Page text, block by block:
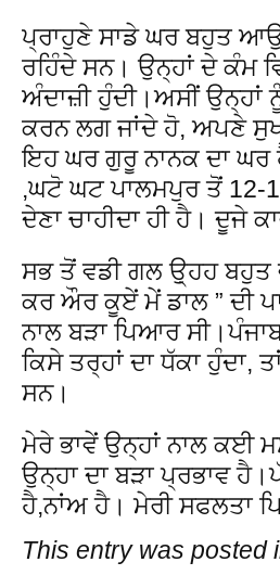
ਪ੍ਰਾਹੁਣੇ ਸਾਡੇ ਘਰ ਬਹੁਤ
ਰਹਿੰਦੇ ਸਨ। ਉਨ੍ਹਾਂ ਦੇ ਕੰਮ
ਅੰਦਾਜ਼ੀ ਹੁੰਦੀ।ਅਸੀਂ
ਕਰਨ ਲਗ ਜਾਂਦੇ ਹੋ, ਅਪਣੇ
ਇਹ ਘਰ ਗੁਰੂ ਨਾਨਕ ਦਾ ਘਰ
,ਘਟੋ ਘਟ ਪਾਲਮਪੁਰ ਤੋਂ
ਦੇਣਾ ਚਾਹੀਦਾ ਹੀ ਹੈ। ਦੂਜੇ
ਸਭ ਤੋਂ ਵਡੀ ਗਲ ਉ੍ਹਹ
ਕਰ ਔਰ ਕੂਏਂ ਮੇਂ ਡਾਲ ” ਦੀ
ਨਾਲ ਬੜਾ ਪਿਆਰ
ਕਿਸੇ ਤਰ੍ਹਾਂ ਦਾ ਧੱਕਾ
ਸਨ।
ਮੇਰੇ ਭਾਵੇਂ ਉਨ੍ਹਾਂ ਨਾਲ ਕਈ
ਉਨ੍ਹਾ ਦਾ ਬੜਾ ਪ੍ਰਭਾਵ
ਹੈ,ਨਾਂਅ ਹੈ। ਮੇਰੀ ਸਫਲਤਾ
This entry was posted